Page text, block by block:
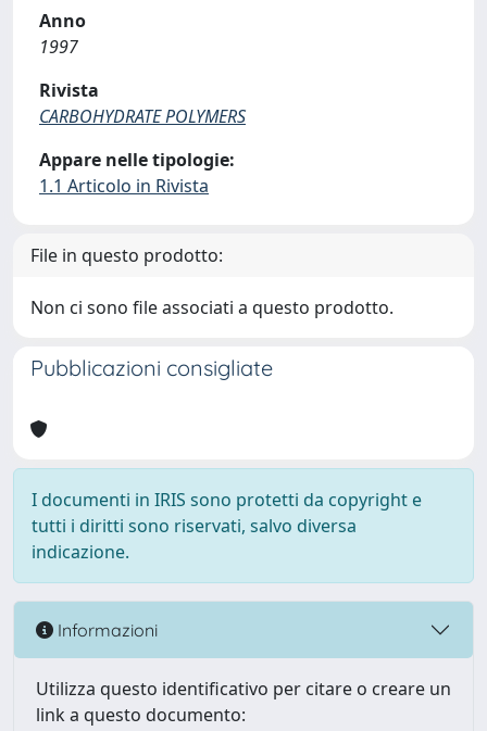
Anno
1997
Rivista
CARBOHYDRATE POLYMERS
Appare nelle tipologie:
1.1 Articolo in Rivista
File in questo prodotto:
Non ci sono file associati a questo prodotto.
Pubblicazioni consigliate
I documenti in IRIS sono protetti da copyright e
tutti i diritti sono riservati, salvo diversa
indicazione.
Informazioni
Utilizza questo identificativo per citare o creare un
link a questo documento: